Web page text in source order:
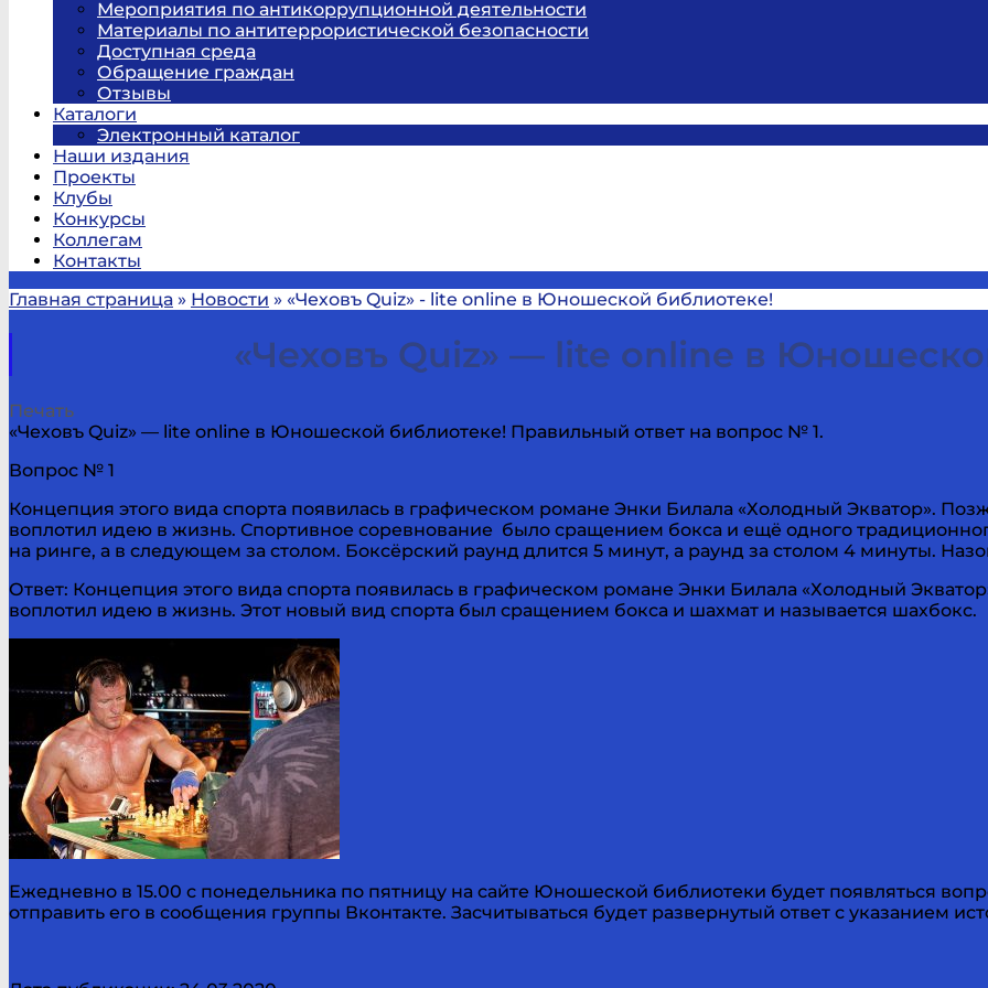
Мероприятия по антикоррупционной деятельности
Материалы по антитеррористической безопасности
Доступная среда
Обращение граждан
Отзывы
Каталоги
Электронный каталог
Наши издания
Проекты
Клубы
Конкурсы
Коллегам
Контакты
Главная страница » Новости » «Чеховъ Quiz» - lite online в Юношеской библиотеке!
«Чеховъ Quiz» — lite online в
Печать
«Чеховъ Quiz» — lite online в Юношеской библиотеке! Правильный ответ на вопрос № 1.
Вопрос № 1
Концепция этого вида спорта появилась в графическом романе Энки Билала «Холодный Экватор».
воплотил идею в жизнь. Спортивное соревнование было сращением бокса и ещё одного
на ринге, а в следующем за столом. Боксёрский раунд длится 5 минут, а раунд за столом 4 минуты.
Ответ: Концепция этого вида спорта появилась в графическом романе Энки Билала «Холодный
воплотил идею в жизнь. Этот новый вид спорта был сращением бокса и шахмат и называется шахбокс.
Ежедневно в 15.00 с понедельника по пятницу на сайте Юношеской библиотеки будет появляться
отправить его в сообщения группы Вконтакте. Засчитываться будет развернутый ответ с указанием